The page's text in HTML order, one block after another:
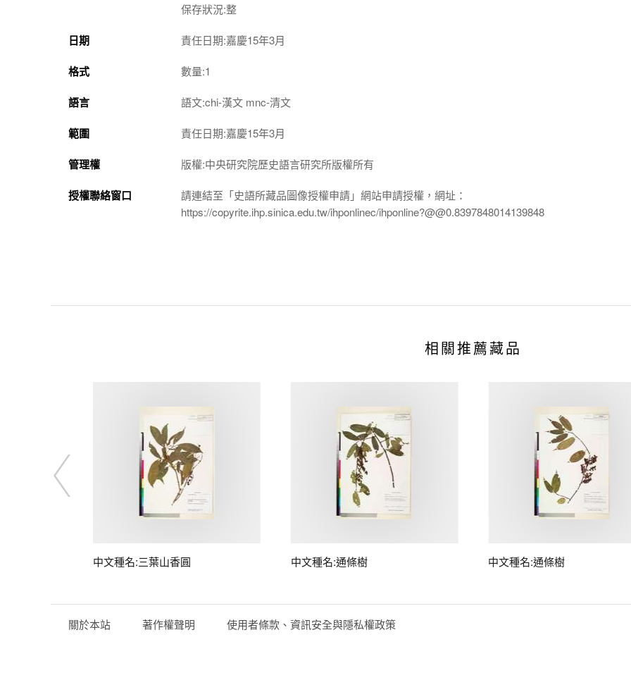
保存狀況:整
日期 責任日期:嘉慶15年3月
格式 數量:1
語言 語文:chi-漢文 mnc-清文
範圍 責任日期:嘉慶15年3月
管理權 版權:中央研究院歷史語言研究所版權所有
授權聯絡窗口
請連結至「史語所藏品圖像授權申請」網站申請授權，網址：
https://copyrite.ihp.sinica.edu.tw/ihponlinec/ihponline?@@0.8397848014139848
相關推薦藏品
中文種名:三葉山香圓 中文種名:通條樹 中文種名:通條樹
關於本站 著作權聲明 使用者條款、資訊安全與隱私權政策